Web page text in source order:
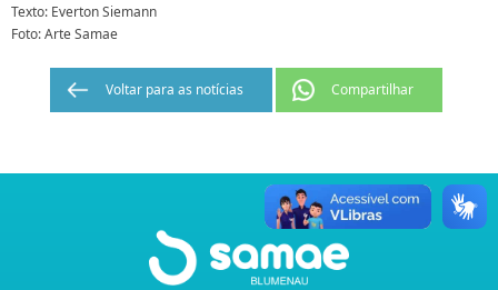
Texto: Everton Siemann
Foto: Arte Samae
Voltar para as notícias Compartilhar